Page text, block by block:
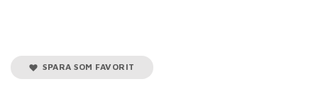
SPARA SOM FAVORIT